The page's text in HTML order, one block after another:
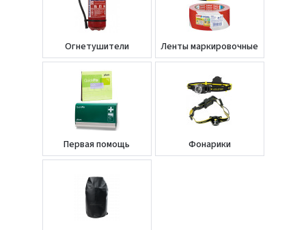
Oгнетушители Ленты маркировочные
Первая помощь Фонарики